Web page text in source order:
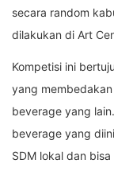
secara random
dilakukan di Art
Kompetisi ini
yang
beverage yang
beverage yang
SDM lokal dan bisa